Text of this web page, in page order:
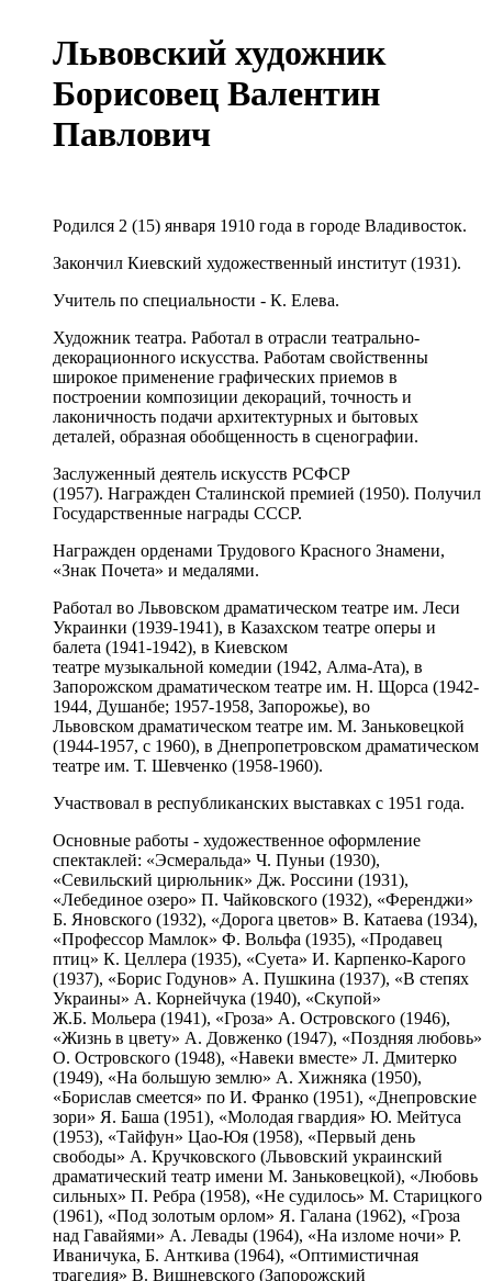
Львовский художник
Борисовец Валентин
Павлович
Родился 2 (15) января 1910 года в городе Владивосток.
Закончил Киевский художественный институт (1931).
Учитель по специальности - К. Елева.
Художник театра. Работал в отрасли театрально-
декорационного искусства. Работам свойственны
широкое применение графических приемов в
построении композиции декораций, точность и
лаконичность подачи архитектурных и бытовых
деталей, образная обобщенность в сценографии.
Заслуженный деятель искусств РСФСР
(1957). Награжден Сталинской премией (1950). Получил
Государственные награды СССР.
Награжден орденами Трудового Красного Знамени,
«Знак Почета» и медалями.
Работал во Львовском драматическом театре им. Леси
Украинки (1939-1941), в Казахском театре оперы и
балета (1941-1942), в Киевском
театре музыкальной комедии (1942, Алма-Ата), в
Запорожском драматическом театре им. Н. Щорса (1942-
1944, Душанбе; 1957-1958, Запорожье), во
Львовском драматическом театре им. М. Заньковецкой
(1944-1957, с 1960), в Днепропетровском драматическом
театре им. Т. Шевченко (1958-1960).
Участвовал в республиканских выставках с 1951 года.
Основные работы - художественное оформление
спектаклей: «Эсмеральда» Ч. Пуньи (1930),
«Севильский цирюльник» Дж. Россини (1931),
«Лебединое озеро» П. Чайковского (1932), «Ференджи»
Б. Яновского (1932), «Дорога цветов» В. Катаева (1934),
«Профессор Мамлок» Ф. Вольфа (1935), «Продавец
птиц» К. Целлера (1935), «Суета» И. Карпенко-Карого
(1937), «Борис Годунов» А. Пушкина (1937), «В степях
Украины» А. Корнейчука (1940), «Скупой»
Ж.Б. Мольера (1941), «Гроза» А. Островского (1946),
«Жизнь в цвету» А. Довженко (1947), «Поздняя любовь»
О. Островского (1948), «Навеки вместе» Л. Дмитерко
(1949), «На большую землю» А. Хижняка (1950),
«Борислав смеется» по И. Франко (1951), «Днепровские
зори» Я. Баша (1951), «Молодая гвардия» Ю. Мейтуса
(1953), «Тайфун» Цао-Юя (1958), «Первый день
свободы» А. Кручковского (Львовский украинский
драматический театр имени М. Заньковецкой), «Любовь
сильных» П. Ребра (1958), «Не судилось» М. Старицкого
(1961), «Под золотым орлом» Я. Галана (1962), «Гроза
над Гавайями» А. Левады (1964), «На изломе ночи» Р.
Иваничука, Б. Анткива (1964), «Оптимистичная
трагедия» В. Вишневского (Запорожский